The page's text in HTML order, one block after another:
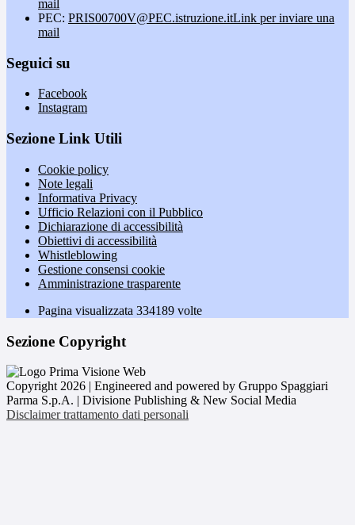
mail
PEC: PRIS00700V@PEC.istruzione.itLink per inviare una
mail
Seguici su
Facebook
Instagram
Sezione Link Utili
Cookie policy
Note legali
Informativa Privacy
Ufficio Relazioni con il Pubblico
Dichiarazione di accessibilità
Obiettivi di accessibilità
Whistleblowing
Gestione consensi cookie
Amministrazione trasparente
Pagina visualizzata 334189 volte
Sezione Copyright
Copyright 2026 | Engineered and powered by Gruppo Spaggiari
Parma S.p.A. | Divisione Publishing & New Social Media
Disclaimer trattamento dati personali